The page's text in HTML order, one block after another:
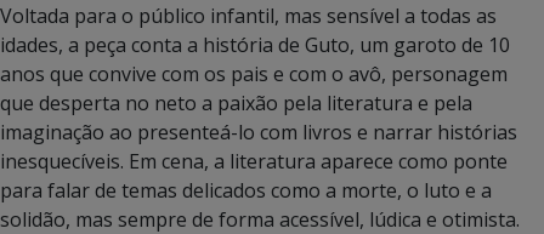
Voltada para o público infantil, mas sensível a todas as
idades, a peça conta a história de Guto, um garoto de 10
anos que convive com os pais e com o avô, personagem
que desperta no neto a paixão pela literatura e pela
imaginação ao presenteá-lo com livros e narrar histórias
inesquecíveis. Em cena, a literatura aparece como ponte
para falar de temas delicados como a morte, o luto e a
solidão, mas sempre de forma acessível, lúdica e otimista.